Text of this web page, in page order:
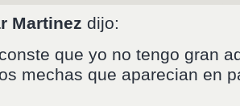
Martinez dijo:
que yo no tengo gran
mechas que aparecian en